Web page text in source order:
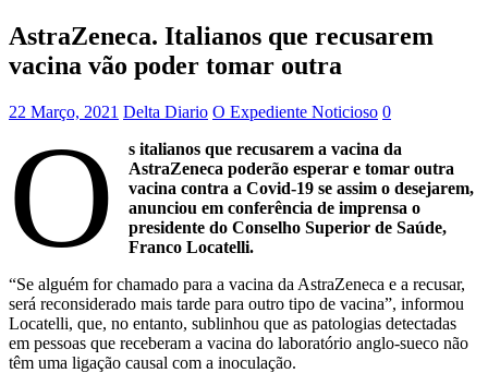
AstraZeneca. Italianos que recusarem
vacina vão poder tomar outra
22 Março, 2021 Delta Diario O Expediente Noticioso 0
O
s italianos que recusarem a vacina da
AstraZeneca poderão esperar e tomar outra
vacina contra a Covid-19 se assim o desejarem,
anunciou em conferência de imprensa o
presidente do Conselho Superior de Saúde,
Franco Locatelli.
“Se alguém for chamado para a vacina da AstraZeneca e a recusar,
será reconsiderado mais tarde para outro tipo de vacina”, informou
Locatelli, que, no entanto, sublinhou que as patologias detectadas
em pessoas que receberam a vacina do laboratório anglo-sueco não
têm uma ligação causal com a inoculação.